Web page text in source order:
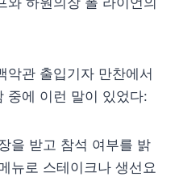
악관 출입기자 만찬에서
중에 이런 말이 있었다:
을 받고 참석 여부를 밝
뉴로 스테이크나 생선요